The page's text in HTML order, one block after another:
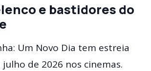
e bastidores do
Um Novo Dia tem estreia
de 2026 nos cinemas.